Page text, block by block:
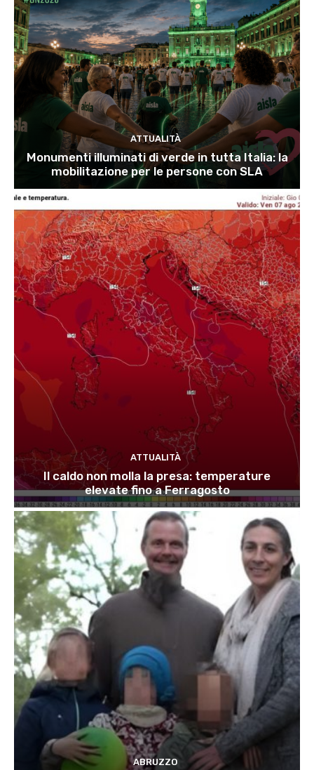
ATTUALITÀ
Monumenti illuminati di verde in tutta Italia: la
mobilitazione per le persone con SLA
ATTUALITÀ
Il caldo non molla la presa: temperature
elevate fino a Ferragosto
ABRUZZO